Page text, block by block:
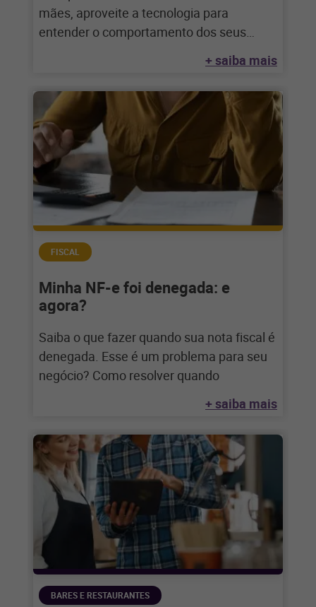
mães, aproveite a tecnologia para
entender o comportamento dos seus
+ saiba mais
FISCAL
Minha NF-e foi denegada: e
agora?
Saiba o que fazer quando sua nota fiscal é
denegada. Esse é um problema para seu
negócio? Como resolver quando
+ saiba mais
BARES E RESTAURANTES